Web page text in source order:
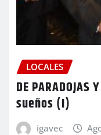
LOCALES
DE
sueños (I)
igavec